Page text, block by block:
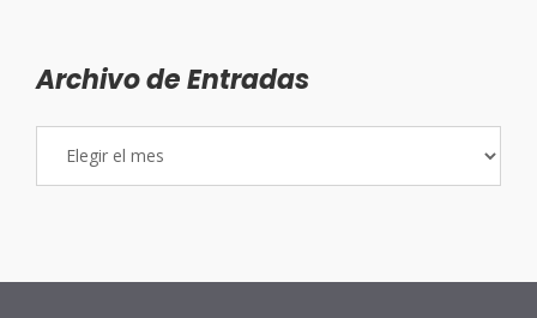
Archivo de Entradas